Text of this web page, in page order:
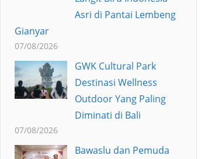
Asri di Pantai Lembeng
Gianyar
07/08/2026
GWK Cultural Park
Destinasi Wellness
Outdoor Yang Paling
Diminati di Bali
07/08/2026
Bawaslu dan Pemuda